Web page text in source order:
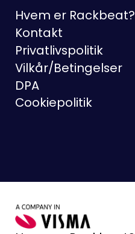
Hvem er Rackbeat?
Kontakt
Privatlivspolitik
Vilkår/Betingelser
DPA
Cookiepolitik